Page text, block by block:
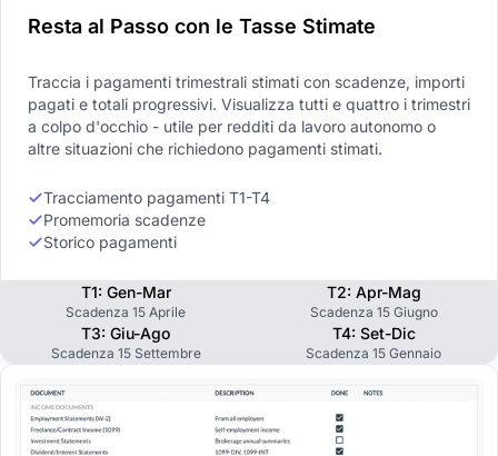
Resta al Passo con le Tasse Stimate
Traccia i pagamenti trimestrali stimati con scadenze, importi
pagati e totali progressivi. Visualizza tutti e quattro i trimestri
a colpo d'occhio - utile per redditi da lavoro autonomo o
altre situazioni che richiedono pagamenti stimati.
Tracciamento pagamenti T1-T4
Promemoria scadenze
Storico pagamenti
T1: Gen-Mar
Scadenza 15 Aprile
T2: Apr-Mag
Scadenza 15 Giugno
T3: Giu-Ago
Scadenza 15 Settembre
T4: Set-Dic
Scadenza 15 Gennaio